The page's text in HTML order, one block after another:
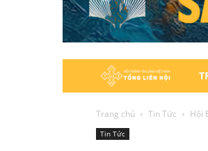
Hội
Trang chủ Tin Tức Hội
Tin Tức